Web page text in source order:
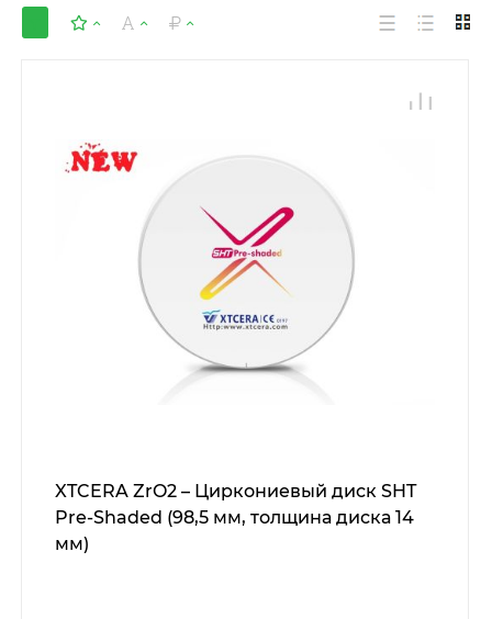
XTCERA ZrO2 – Циркониевый диск SHT
Pre-Shaded (98,5 мм, толщина диска 14
мм)